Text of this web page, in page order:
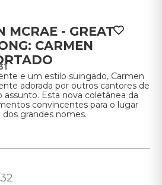
MCRAE - GREAT
CARMEN
e um estilo suingado, Carmen
adorada por outros cantores de
Esta nova coletânea da
convincentes para o lugar
grandes nomes.
32